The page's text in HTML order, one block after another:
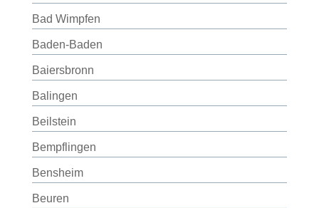
Bad Wimpfen
Baden-Baden
Baiersbronn
Balingen
Beilstein
Bempflingen
Bensheim
Beuren